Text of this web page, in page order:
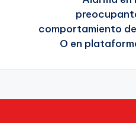
comportamiento
O en